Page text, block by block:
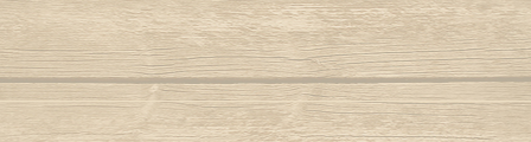
Catarina, meu amor
Autor : Mestre Mão Branca
Cor de misterio
Autor : Mestre Mão Branca (Capoeira
Autor :
Rainha do
Autor :